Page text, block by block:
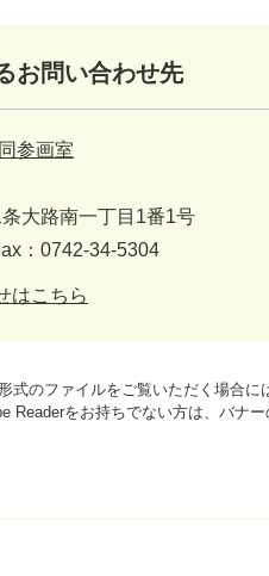
お問い合わせ先
参画室
大路南一丁目1番1号
：0742-34-5304
はこちら
式のファイルをご覧いただく場合に
Readerをお持ちでない方は、バナ